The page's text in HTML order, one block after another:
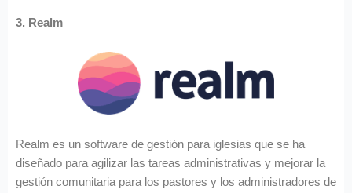
3. Realm
Realm es un software de gestión para iglesias que se ha
diseñado para agilizar las tareas administrativas y mejorar la
gestión comunitaria para los pastores y los administradores de